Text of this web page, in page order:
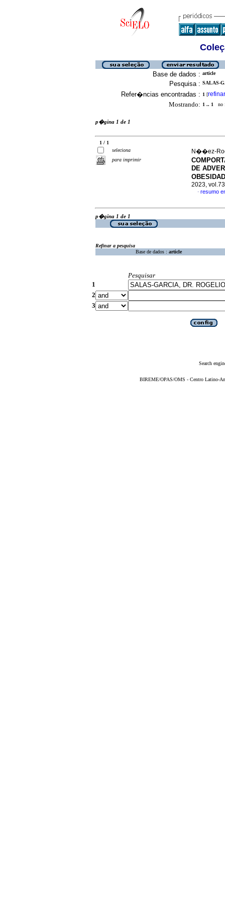
Base de dados : article
Pesquisa : SALAS-
Refer�ncias encontradas : 1 [refinar
Mostrando: 1 .. 1 no
p�gina 1 de 1
1 / 1
seleciona
para imprimir
N��ez-
DE
2023,
· resumo
p�gina 1 de 1
Refinar a pesquisa
Base de dados : article
Pesquisar
1
2
3
Search
BIREME/OPAS/OMS - Centro Latino-